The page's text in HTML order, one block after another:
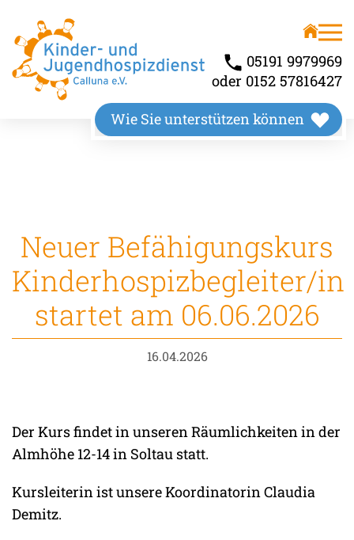
05191 9979969
oder 0152 57816427
Wie Sie unterstützen können
Neuer Befähigungskurs
Kinderhospizbegleiter/in
startet am 06.06.2026
16.04.2026
Der Kurs findet in unseren Räumlichkeiten in der
Almhöhe 12-14 in Soltau statt.
Kursleiterin ist unsere Koordinatorin Claudia
Demitz.
Kinderhospiz
Kindertrauerbegleitung
Familienbegleitung
Wir stellen uns vor
Unsere Räumlichkeiten
Unser Wirkungskreis